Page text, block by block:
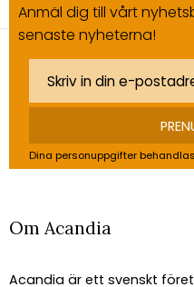
Anmäl dig till vårt
senaste nyheterna!
Dina personuppgifter
Om Acandia
Acandia är ett svenskt